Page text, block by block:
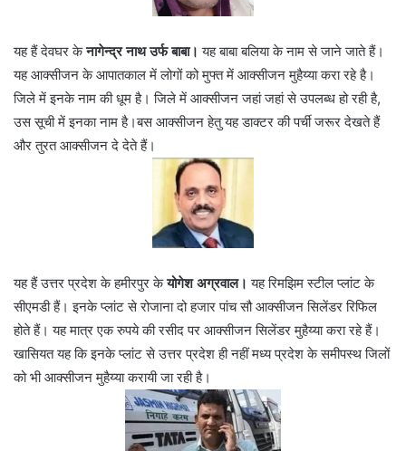
यह हैं देवघर केनागेन्द्र नाथ उर्फ बाबा। यह बाबा बलिया के नाम से जाने जाते हैं।
यह आक्सीजन के आपातकाल में लोगों को मुफ्त में आक्सीजन मुहैय्या करा रहे है।
जिले में इनके नाम की धूम है। जिले में आक्सीजन जहां जहां से उपलब्ध हो रही है,
उस सूची में इनका नाम है।बस आक्सीजन हेतु यह डाक्टर की पर्ची जरूर देखते हैं
और तुरत आक्सीजन दे देते हैं।
यह हैं उत्तर प्रदेश के हमीरपुर केयोगेश अग्रवाल। यह रिमझिम स्टील प्लांट के
सीएमडी हैं। इनके प्लांट से रोजाना दो हजार पांच सौ आक्सीजन सिलेंडर रिफिल
होते हैं। यह मात्र एक रुपये की रसीद पर आक्सीजन सिलेंडर मुहैय्या करा रहे हैं।
खासियत यह कि इनके प्लांट से उत्तर प्रदेश ही नहीं मध्य प्रदेश के समीपस्थ जिलों
को भी आक्सीजन मुहैय्या करायी जा रही है।